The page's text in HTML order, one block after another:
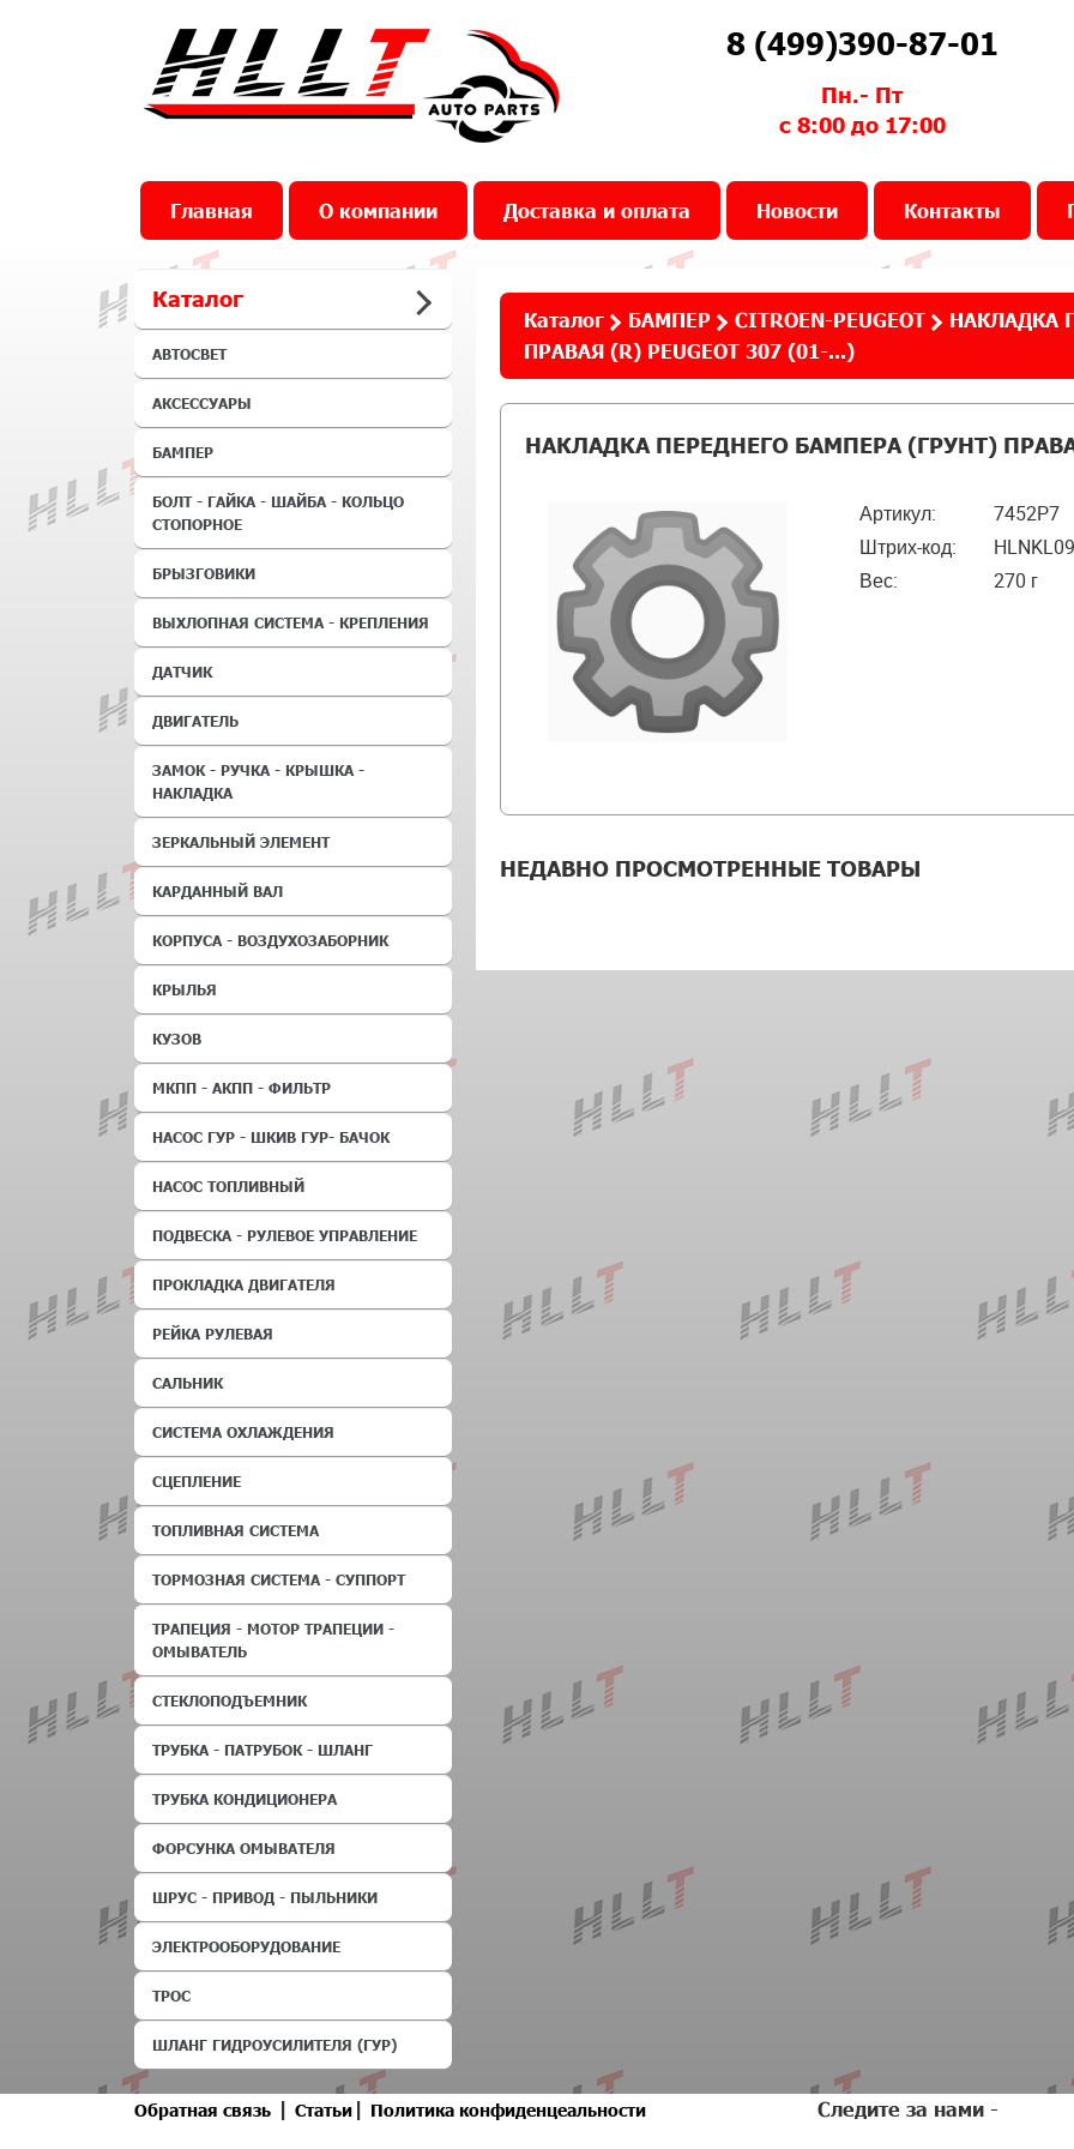
8 (499)390-87-01
Пн.- Пт
с 8:00 до 17:00
Главная О компании Доставка и оплата Новости Контакты
Каталог
АВТОСВЕТ
АКСЕССУАРЫ
БАМПЕР
БОЛТ - ГАЙКА - ШАЙБА - КОЛЬЦО
СТОПОРНОЕ
БРЫЗГОВИКИ
ВЫХЛОПНАЯ СИСТЕМА - КРЕПЛЕНИЯ
ДАТЧИК
ДВИГАТЕЛЬ
ЗАМОК - РУЧКА - КРЫШКА -
НАКЛАДКА
ЗЕРКАЛЬНЫЙ ЭЛЕМЕНТ
КАРДАННЫЙ ВАЛ
КОРПУСА - ВОЗДУХОЗАБОРНИК
КРЫЛЬЯ
КУЗОВ
МКПП - АКПП - ФИЛЬТР
НАСОС ГУР - ШКИВ ГУР- БАЧОК
НАСОС ТОПЛИВНЫЙ
ПОДВЕСКА - РУЛЕВОЕ УПРАВЛЕНИЕ
ПРОКЛАДКА ДВИГАТЕЛЯ
РЕЙКА РУЛЕВАЯ
САЛЬНИК
СИСТЕМА ОХЛАЖДЕНИЯ
СЦЕПЛЕНИЕ
ТОПЛИВНАЯ СИСТЕМА
ТОРМОЗНАЯ СИСТЕМА - СУППОРТ
ТРАПЕЦИЯ - МОТОР ТРАПЕЦИИ -
ОМЫВАТЕЛЬ
СТЕКЛОПОДЪЕМНИК
ТРУБКА - ПАТРУБОК - ШЛАНГ
ТРУБКА КОНДИЦИОНЕРА
ФОРСУНКА ОМЫВАТЕЛЯ
ШРУС - ПРИВОД - ПЫЛЬНИКИ
ЭЛЕКТРООБОРУДОВАНИЕ
ТРОС
ШЛАНГ ГИДРОУСИЛИТЕЛЯ (ГУР)
Каталог БАМПЕР CITROEN-PEUGEOT
НАКЛАДКА
ПРАВАЯ (R) PEUGEOT 307 (01-...)
НАКЛАДКА ПЕРЕДНЕГО БАМПЕРА (ГРУНТ)
Артикул:
7452P7
Штрих-код:
Вес:
270 г
НЕДАВНО ПРОСМОТРЕННЫЕ ТОВАРЫ
Обратная связь | Статьи | Политика конфиденцеальности Следите за нами -